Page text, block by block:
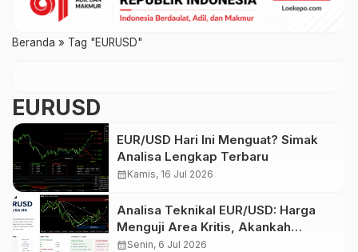
Beranda » Tag "EURUSD"
EURUSD
EUR/USD Hari Ini Menguat? Simak
Analisa Lengkap Terbaru
calendar_monthKamis, 16 Jul 2026
Analisa Teknikal EUR/USD: Harga
Menguji Area Kritis, Akankah
Rebound Berlanjut?
calendar_monthSenin, 6 Jul 2026